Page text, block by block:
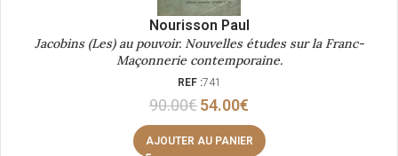
Nourisson Paul
Jacobins (Les) au pouvoir. Nouvelles études sur la Franc-
Maçonnerie contemporaine.
REF :741
90.00€54.00€
AJOUTER AU PANIER